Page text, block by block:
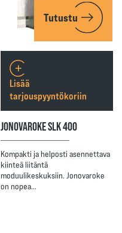
Tutustu
JONOVAROKE SLK 400
Kompakti ja helposti asennettava
kiinteä liitäntä
moduulikeskuksiin. Jonovaroke
on nopea…
Lisää
tarjouspyyntökoriin